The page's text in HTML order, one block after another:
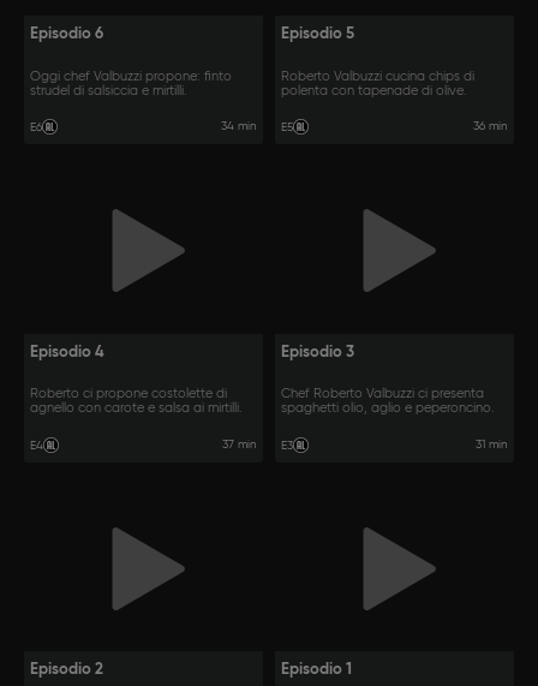
Episodio 6
Oggi chef Valbuzzi propone: finto
strudel di salsiccia e mirtilli.
E6 34 min
Episodio 5
Roberto Valbuzzi cucina chips di
polenta con tapenade di olive.
E5 36 min
Episodio 4
Roberto ci propone costolette di
agnello con carote e salsa ai mirtilli.
E4 37 min
Episodio 3
Chef Roberto Valbuzzi ci presenta
spaghetti olio, aglio e peperoncino.
E3 31 min
Episodio 2 Episodio 1